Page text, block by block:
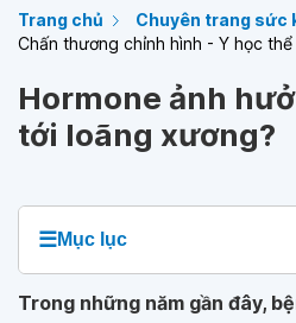
Trang chủ
Chuyên trang sức
Chấn thương chỉnh hình - Y học
Hormone ảnh
tới loãng xương?
☰Mục lục
Trong những năm gần đây,